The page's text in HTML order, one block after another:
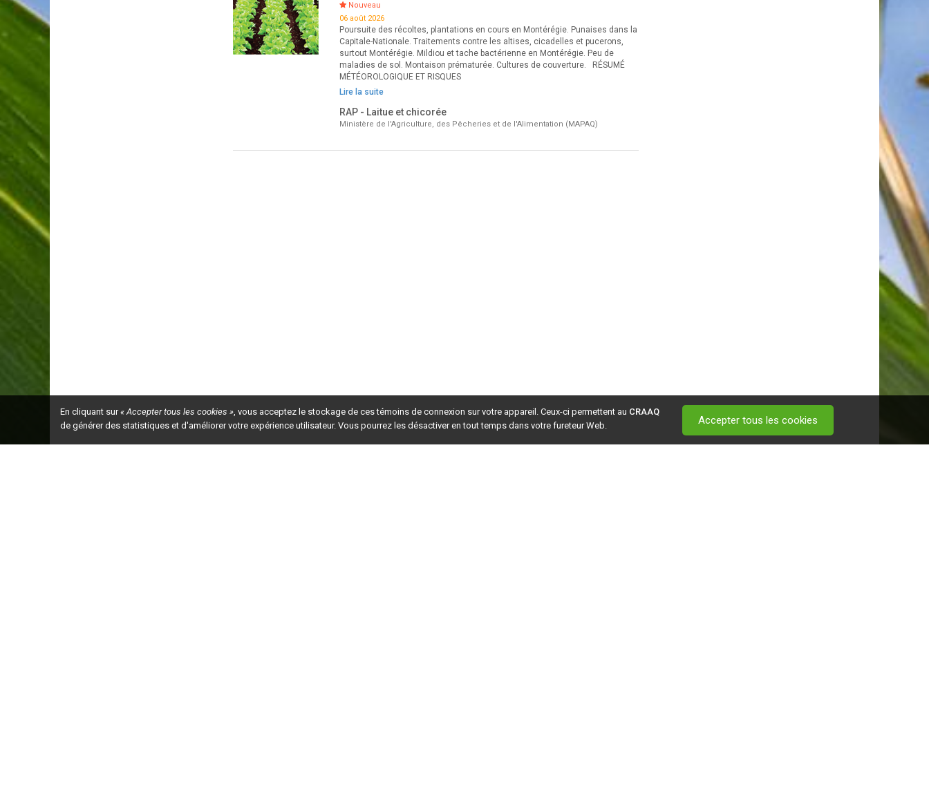
Nouveau
06 août 2026
Poursuite des récoltes, plantations en cours en Montérégie. Punaises dans la
Capitale-Nationale. Traitements contre les altises, cicadelles et pucerons,
surtout Montérégie. Mildiou et tache bactérienne en Montérégie. Peu de
maladies de sol. Montaison prématurée. Cultures de couverture. RÉSUMÉ
MÉTÉOROLOGIQUE ET RISQUES
Lire la suite
RAP - Laitue et chicorée
Ministère de l'Agriculture, des Pêcheries et de l'Alimentation (MAPAQ)
En cliquant sur« Accepter tous les cookies », vous acceptez le stockage de ces témoins de connexion sur votre appareil. Ceux-ci permettent au CRAAQ
de générer des statistiques et d'améliorer votre expérience utilisateur. Vous pourrez les désactiver en tout temps dans votre fureteur Web.
Accepter tous les cookies